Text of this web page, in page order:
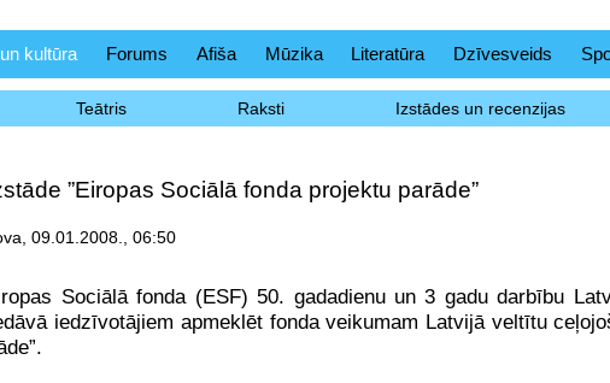
kultūra Forums Afiša Mūzika Literatūra Dzīvesveids
Teātris Raksti Izstādes un recenzijas
”Eiropas Sociālā fonda projektu parāde”
09.01.2008., 06:50
Sociālā fonda (ESF) 50. gadadienu un 3 gadu darbību
iedzīvotājiem apmeklēt fonda veikumam Latvijā veltītu